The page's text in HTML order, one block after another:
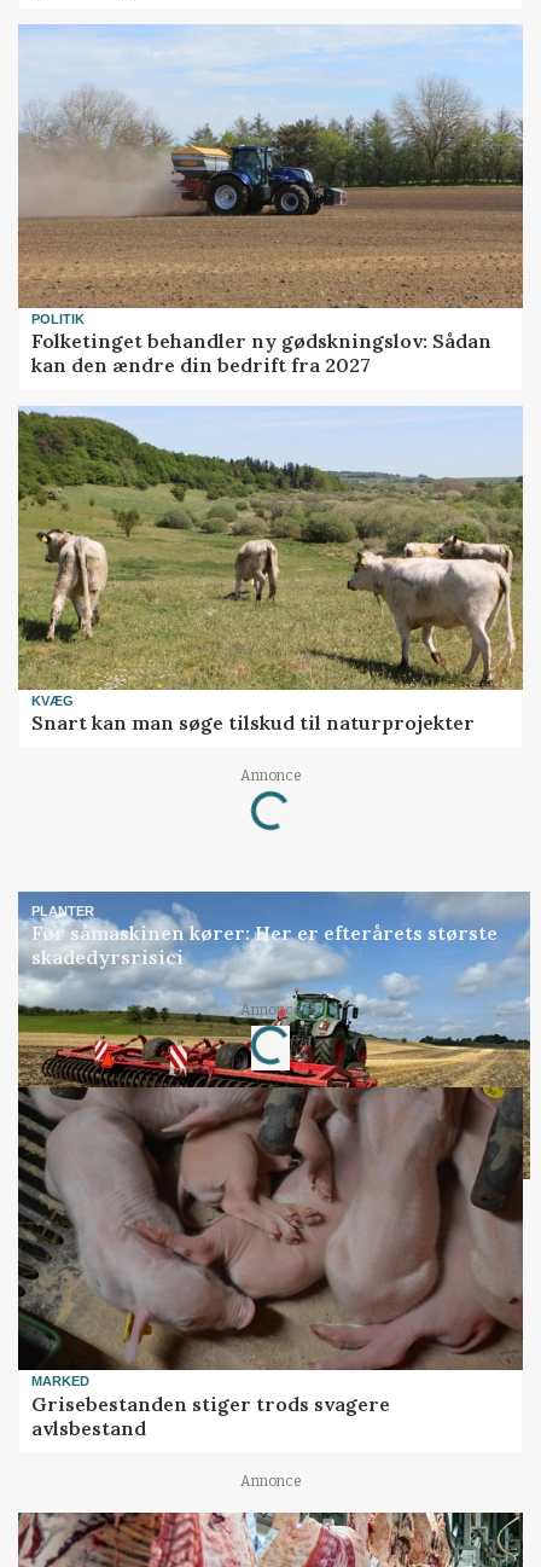
POLITIK
Folketinget behandler ny gødskningslov: Sådan
kan den ændre din bedrift fra 2027
KVÆG
Snart kan man søge tilskud til naturprojekter
Annonce
Loading...
PLANTER
Før såmaskinen kører: Her er efterårets største
skadedyrsrisici
Annonce
Loading...
MARKED
Grisebestanden stiger trods svagere
avlsbestand
Annonce